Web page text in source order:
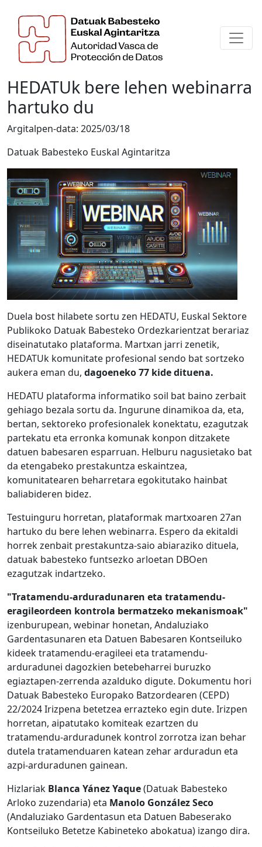
HEDATUk bere lehen webinarra
hartuko du
Argitalpen-data: 2025/03/18
Datuak Babesteko Euskal Agintaritza
Duela bost hilabete sortu zen HEDATU, Euskal Sektore
Publikoko Datuak Babesteko Ordezkarientzat berariaz
diseinatutako plataforma. Martxan jarri zenetik,
HEDATUk komunitate profesional sendo bat sortzeko
aukera eman du, dagoeneko 77 kide dituena.
HEDATU plataforma informatiko soil bat baino zerbait
gehiago bezala sortu da. Ingurune dinamikoa da, eta,
bertan, sektoreko profesionalek konektatu, ezagutzak
partekatu eta erronka komunak konpon ditzakete
datuen babesaren esparruan. Helburu nagusietako bat
da etengabeko prestakuntza eskaintzea,
komunitatearen beharretara egokitutako hainbat
baliabideren bidez.
Testuinguru horretan, plataformak martxoaren 27an
hartuko du bere lehen webinarra. Espero da ekitaldi
horrek zenbait prestakuntza-saio abiaraziko dituela,
datuak babesteko funtsezko arloetan DBOen
ezagutzak indartzeko.
"Tratamendu-arduradunaren eta tratamendu-
eragileordeen kontrola bermatzeko mekanismoak"
izenburupean, webinar honetan, Andaluziako
Gardentasunaren eta Datuen Babesaren Kontseiluko
kideek tratamendu-eragileei eta tratamendu-
arduradunei dagozkien betebeharrei buruzko
egiaztapen-zerrenda azalduko digute. Dokumentu hori
Datuak Babesteko Europako Batzordearen (CEPD)
22/2024 Irizpena betetzea errazteko egin dute. Irizpen
horretan, aipatutako komiteak ezartzen du
tratamendu-arduradunek kontrol zorrotza izan behar
dutela tratamenduaren katean zehar arduradun eta
azpi-arduradunen gainean.
Hizlariak Blanca Yánez Yaque(Datuak Babesteko
Arloko zuzendaria) eta Manolo González Seco
(Andaluziako Gardentasun eta Datuen Babeserako
Kontseiluko Betetze Kabineteko abokatua) izango dira.